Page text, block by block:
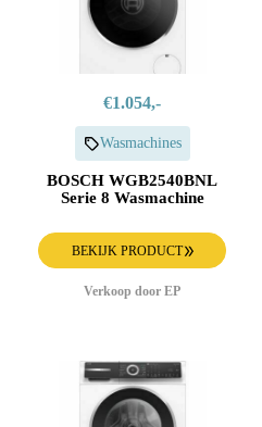
€1.054,-
Wasmachines
BOSCH WGB2540BNL
Serie 8 Wasmachine
BEKIJK PRODUCT
Verkoop door EP